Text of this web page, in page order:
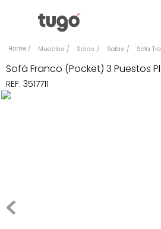
Muebles Salas Sofas Sofa
Sofá Franco (Pocket) 3 Puestos
REF: 3517711
Comedor
Silla